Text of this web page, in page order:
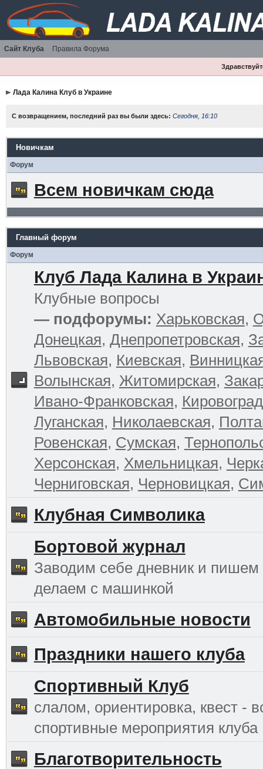
Сайт Клуба Правила Форума
Лада Калина Клуб в Украине
С возвращением, последний раз вы были здесь: Сегодня, 16:10
Новичкам
Форум
Всем новичкам сюда
Главный форум
Форум
Клуб Лада Калина в
Клубные вопросы
— подфорумы: Харьковская,
Донецкая, Днепропетровская,
Львовская, Киевская,
Волынская, Житомирская,
Ивано-Франковская,
Луганская, Николаевская,
Ровенская, Сумская,
Херсонская, Хмельницкая,
Черниговская, Черновицкая,
Клубная Символика
Бортовой журнал
Заводим себе дневник и пишем
делаем с машинкой
Автомобильные новости
Праздники нашего клуба
Спортивный Клуб
слалом, ориентировка, квест -
спортивные мероприятия клуба
Благотворительность